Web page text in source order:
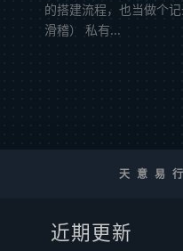
的搭建流程，也当做个
滑稽） 私有...
天意易
近期更新